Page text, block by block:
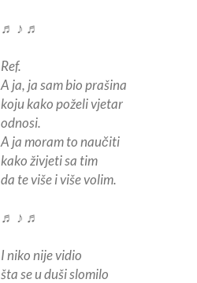
♬ ♪ ♬
Ref.
A ja, ja sam bio prašina
koju kako poželi vjetar
odnosi.
A ja moram to naučiti
kako živjeti sa tim
da te više i više volim.
♬ ♪ ♬
I niko nije vidio
šta se u duši slomilo